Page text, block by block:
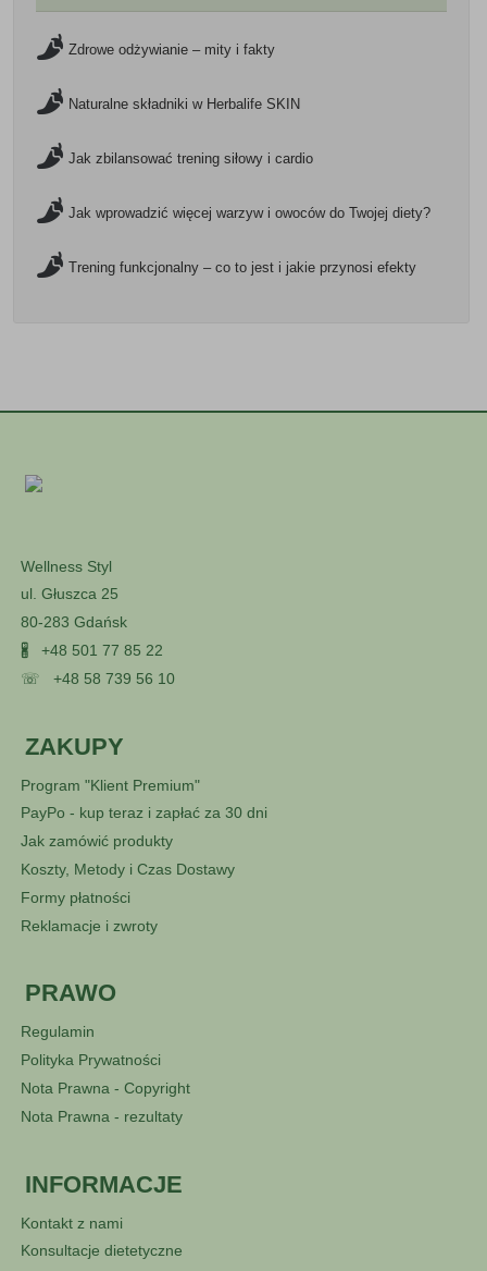
Zdrowe odżywianie – mity i fakty
Naturalne składniki w Herbalife SKIN
Jak zbilansować trening siłowy i cardio
Jak wprowadzić więcej warzyw i owoców do Twojej diety?
Trening funkcjonalny – co to jest i jakie przynosi efekty
Wellness Styl
ul. Głuszca 25
80-283 Gdańsk
🖁 +48 501 77 85 22
☏ +48 58 739 56 10
ZAKUPY
Program "Klient Premium"
PayPo - kup teraz i zapłać za 30 dni
Jak zamówić produkty
Koszty, Metody i Czas Dostawy
Formy płatności
Reklamacje i zwroty
PRAWO
Regulamin
Polityka Prywatności
Nota Prawna - Copyright
Nota Prawna - rezultaty
INFORMACJE
Kontakt z nami
Konsultacje dietetyczne